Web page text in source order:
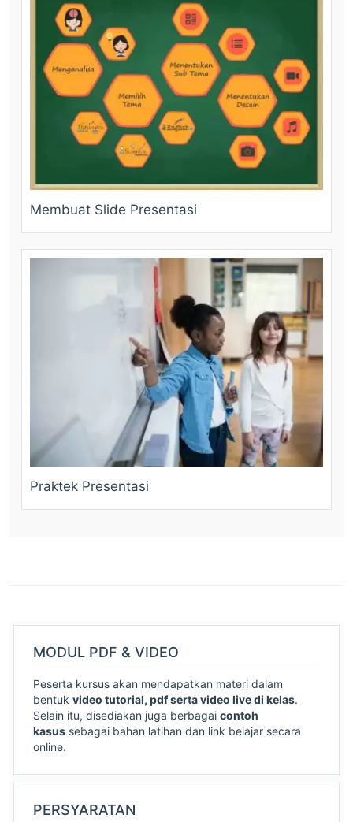
Membuat Slide Presentasi
Praktek Presentasi
MODUL PDF & VIDEO
Peserta kursus akan mendapatkan materi dalam
bentuk video tutorial, pdf serta video live di kelas.
Selain itu, disediakan juga berbagai contoh
kasus sebagai bahan latihan dan link belajar secara
online.
PERSYARATAN